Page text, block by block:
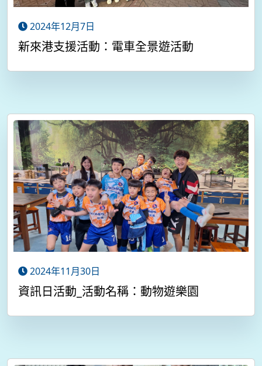
2024年12月7日
新來港支援活動：電車全景遊活動
2024年11月30日
資訊日活動_活動名稱：動物遊樂園